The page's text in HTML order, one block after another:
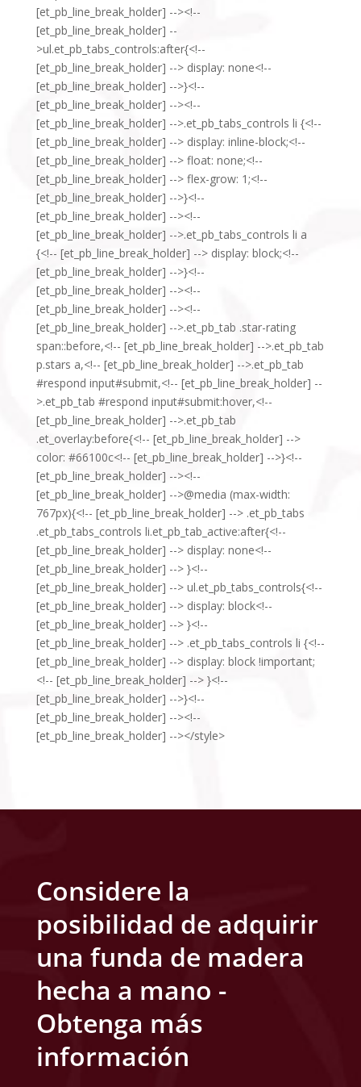
[et_pb_line_break_holder] --><!--
[et_pb_line_break_holder] --
>ul.et_pb_tabs_controls:after{<!--
[et_pb_line_break_holder] --> display: none<!--
[et_pb_line_break_holder] -->}<!--
[et_pb_line_break_holder] --><!--
[et_pb_line_break_holder] -->.et_pb_tabs_controls li {<!--
[et_pb_line_break_holder] --> display: inline-block;<!--
[et_pb_line_break_holder] --> float: none;<!--
[et_pb_line_break_holder] --> flex-grow: 1;<!--
[et_pb_line_break_holder] -->}<!--
[et_pb_line_break_holder] --><!--
[et_pb_line_break_holder] -->.et_pb_tabs_controls li a
{<!-- [et_pb_line_break_holder] --> display: block;<!--
[et_pb_line_break_holder] -->}<!--
[et_pb_line_break_holder] --><!--
[et_pb_line_break_holder] --><!--
[et_pb_line_break_holder] -->.et_pb_tab .star-rating
span::before,<!-- [et_pb_line_break_holder] -->.et_pb_tab
p.stars a,<!-- [et_pb_line_break_holder] -->.et_pb_tab
#respond input#submit,<!-- [et_pb_line_break_holder] --
>.et_pb_tab #respond input#submit:hover,<!--
[et_pb_line_break_holder] -->.et_pb_tab
.et_overlay:before{<!-- [et_pb_line_break_holder] -->
color: #66100c<!-- [et_pb_line_break_holder] -->}<!--
[et_pb_line_break_holder] --><!--
[et_pb_line_break_holder] -->@media (max-width:
767px){<!-- [et_pb_line_break_holder] --> .et_pb_tabs
.et_pb_tabs_controls li.et_pb_tab_active:after{<!--
[et_pb_line_break_holder] --> display: none<!--
[et_pb_line_break_holder] --> }<!--
[et_pb_line_break_holder] --> ul.et_pb_tabs_controls{<!--
[et_pb_line_break_holder] --> display: block<!--
[et_pb_line_break_holder] --> }<!--
[et_pb_line_break_holder] --> .et_pb_tabs_controls li {<!--
[et_pb_line_break_holder] --> display: block !important;
<!-- [et_pb_line_break_holder] --> }<!--
[et_pb_line_break_holder] -->}<!--
[et_pb_line_break_holder] --><!--
[et_pb_line_break_holder] --></style>
Considere la
posibilidad de adquirir
una funda de madera
hecha a mano -
Obtenga más
información